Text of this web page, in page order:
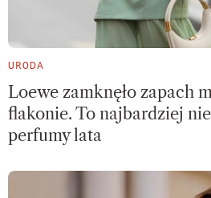
URODA
Loewe zamknęło zapach
flakonie. To najbardziej
perfumy lata